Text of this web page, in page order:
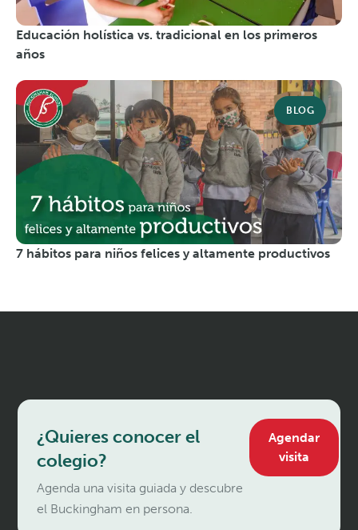
Educación holística vs. tradicional en los primeros
años
BLOG
7 hábitos para niños felices y altamente productivos
¿Quieres conocer el
colegio?
Agenda una visita guiada y descubre
el Buckingham en persona.
Agendar
visita